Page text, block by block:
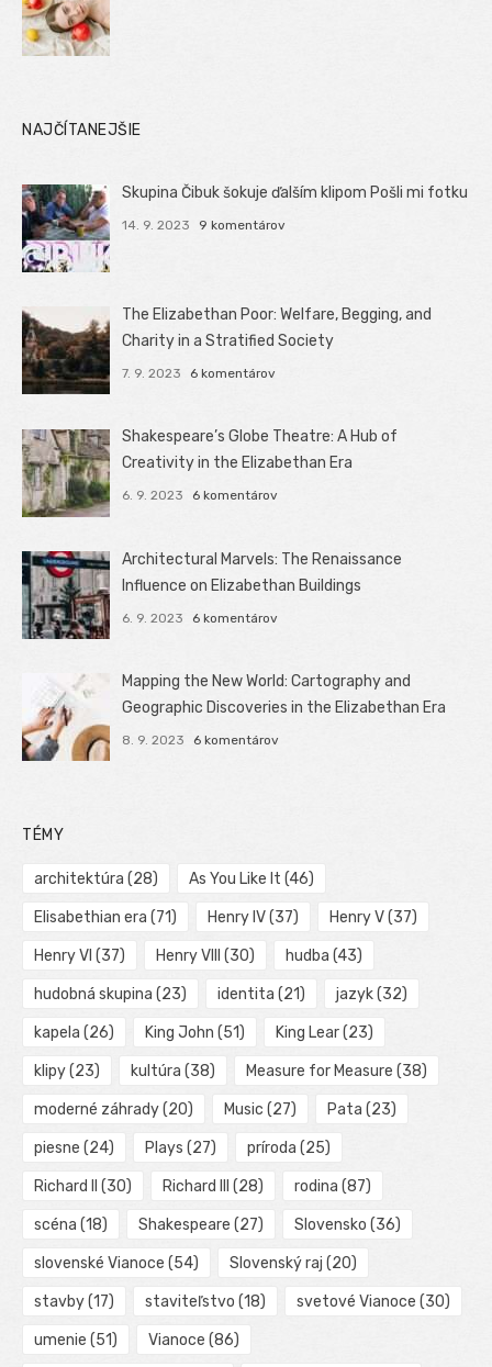
NAJČÍTANEJŠIE
Skupina Čibuk šokuje ďalším klipom Pošli mi fotku
14. 9. 2023 9 komentárov
The Elizabethan Poor: Welfare, Begging, and
Charity in a Stratified Society
7. 9. 2023 6 komentárov
Shakespeare’s Globe Theatre: A Hub of
Creativity in the Elizabethan Era
6. 9. 2023 6 komentárov
Architectural Marvels: The Renaissance
Influence on Elizabethan Buildings
6. 9. 2023 6 komentárov
Mapping the New World: Cartography and
Geographic Discoveries in the Elizabethan Era
8. 9. 2023 6 komentárov
TÉMY
architektúra (28) As You Like It (46)
Elisabethian era (71) Henry IV(37) Henry V(37)
Henry VI (37) Henry VIII (30) hudba (43)
hudobná skupina (23) identita (21) jazyk(32)
kapela (26) King John (51) King Lear(23)
klipy(23) kultúra (38) Measure for Measure (38)
moderné záhrady(20) Music (27) Pata (23)
piesne (24) Plays (27) príroda (25)
Richard II (30) Richard III (28) rodina (87)
scéna (18) Shakespeare (27) Slovensko (36)
slovenské Vianoce (54) Slovenský raj (20)
stavby(17) staviteľstvo (18) svetové Vianoce (30)
umenie (51) Vianoce (86)